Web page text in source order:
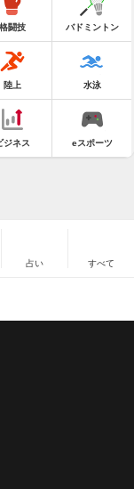
格闘技 バドミントン
陸上 水泳
ジネス eスポーツ
占い すべて